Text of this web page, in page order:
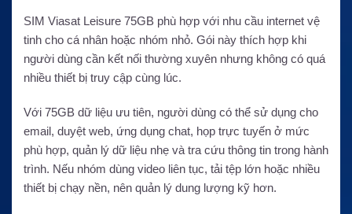
SIM Viasat Leisure 75GB phù hợp với nhu cầu internet vệ
tinh cho cá nhân hoặc nhóm nhỏ. Gói này thích hợp khi
người dùng cần kết nối thường xuyên nhưng không có quá
nhiều thiết bị truy cập cùng lúc.
Với 75GB dữ liệu ưu tiên, người dùng có thể sử dụng cho
email, duyệt web, ứng dụng chat, họp trực tuyến ở mức
phù hợp, quản lý dữ liệu nhẹ và tra cứu thông tin trong hành
trình. Nếu nhóm dùng video liên tục, tải tệp lớn hoặc nhiều
thiết bị chạy nền, nên quản lý dung lượng kỹ hơn.